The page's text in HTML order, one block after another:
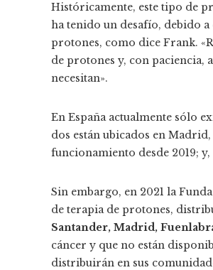
Históricamente, este tipo de
ha tenido un desafío, debido
protones, como dice Frank.
de protones y, con paciencia,
necesitan».
En España actualmente sólo
dos están ubicados en
funcionamiento desde 2019;
Sin embargo, en 2021 la
de terapia de protones,
Santander, Madrid,
cáncer y que no están
distribuirán en sus